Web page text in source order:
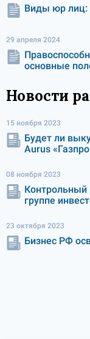
Виды юр лиц:
29 апреля 2024
основные
Новости
15 ноября 2023
Будет ли
Aurus
08 ноября 2023
Контрольный
группе
23 октября 2023
Бизнес РФ